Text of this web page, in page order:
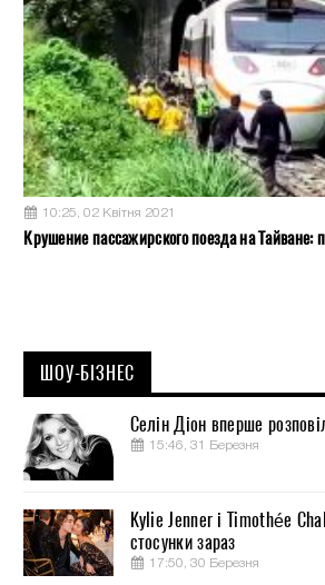
10:25, 02 Квітня 2021
Крушение пассажирского поезда на Тайване:
ШОУ-БІЗНЕС
Селін Діон вперше
15:46, 31 Березня
Kylie Jenner і Timothée
стосунки зараз
17:50, 30 Березня